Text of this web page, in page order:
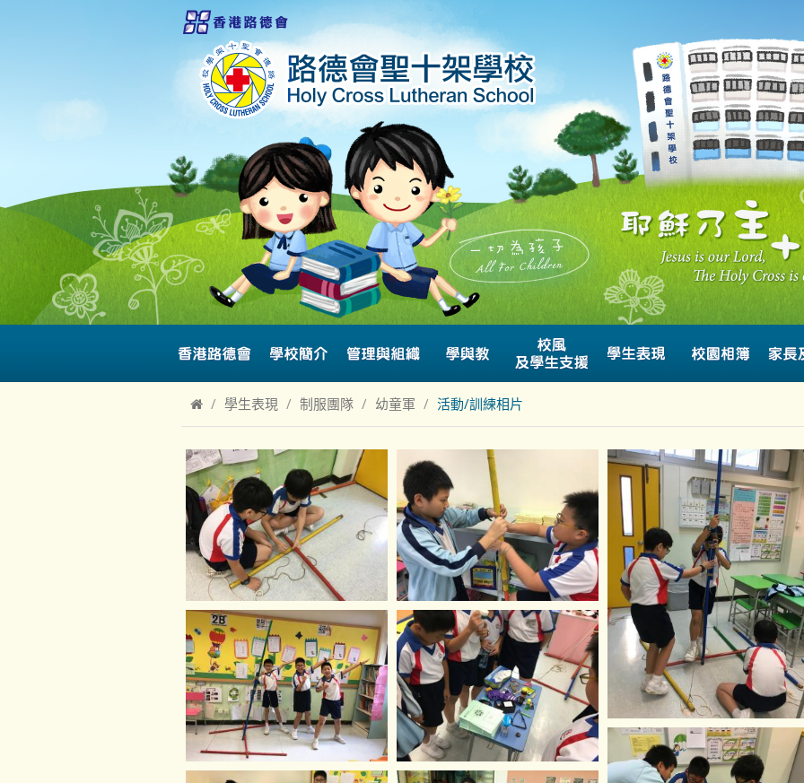
學生表現 制服團隊 幼童軍 活動/訓練相片